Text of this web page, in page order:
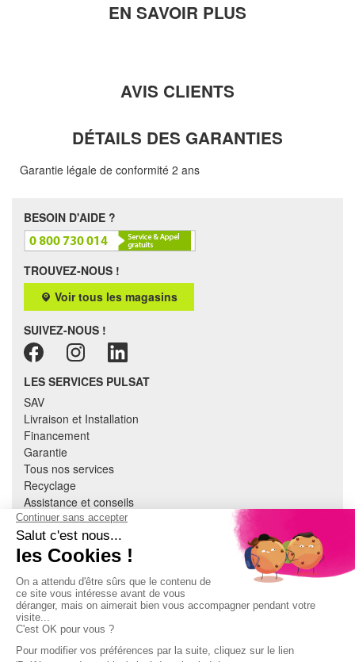
EN SAVOIR PLUS
AVIS CLIENTS
DÉTAILS DES GARANTIES
Garantie légale de conformité 2 ans
BESOIN D'AIDE ?
TROUVEZ-NOUS !
Voir tous les magasins
SUIVEZ-NOUS !
LES SERVICES PULSAT
SAV
Livraison et Installation
Financement
Garantie
Tous nos services
Recyclage
Assistance et conseils
Cuisine équipée
Literie
Nous contacter
À PROPOS
CGV
Mentions légales
Données personnelles